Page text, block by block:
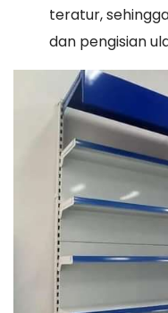
teratur,
dan pengisian